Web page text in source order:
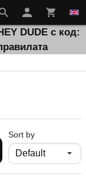
DUDE с код:
Sort by